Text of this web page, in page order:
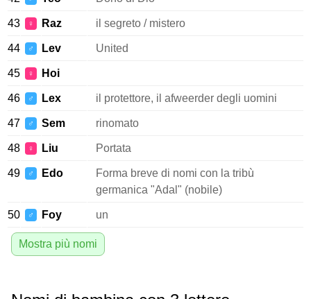
43 ♀ Raz il segreto / mistero
44 ♂ Lev United
45 ♀ Hoi
46 ♂ Lex il protettore, il afweerder degli uomini
47 ♂ Sem rinomato
48 ♀ Liu Portata
49 ♂ Edo
Forma breve di nomi con la tribù
germanica "Adal" (nobile)
50 ♂ Foy un
Mostra più nomi